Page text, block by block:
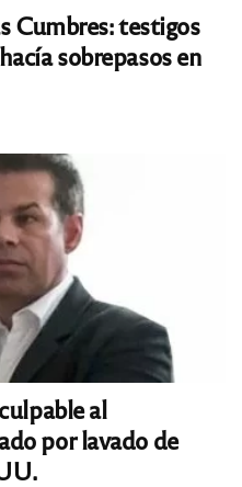
Cumbres: testigos
sobrepasos en
al
por lavado de